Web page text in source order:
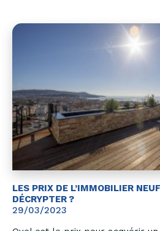
LES PRIX DE L’IMMOBILIER
DÉCRYPTER ?
29/03/2023